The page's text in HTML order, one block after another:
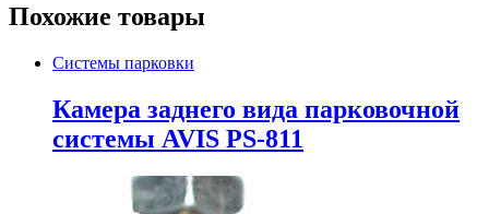
Похожие товары
Системы парковки
Камера заднего вида парковочной
системы AVIS PS-811